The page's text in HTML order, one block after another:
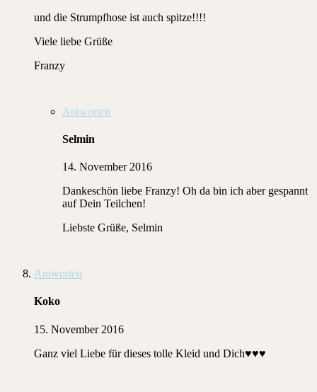
und die Strumpfhose ist auch spitze!!!!
Viele liebe Grüße
Franzy
Antworten
Selmin
14. November 2016
Dankeschön liebe Franzy! Oh da bin ich aber gespannt
auf Dein Teilchen!
Liebste Grüße, Selmin
Antworten
Koko
15. November 2016
Ganz viel Liebe für dieses tolle Kleid und Dich♥♥♥